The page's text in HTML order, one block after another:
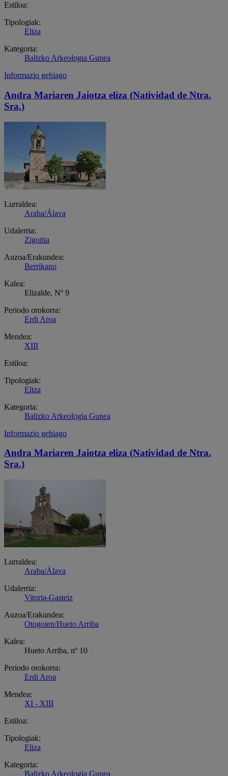
Estiloa:
Tipologiak:
Eliza
Kategoria:
Balizko Arkeologia Gunea
Informazio gehiago
Andra Mariaren Jaiotza eliza (Natividad de Ntra.
Sra.)
Lurraldea:
Araba/Álava
Udalerria:
Zigoitia
Auzoa/Erakundea:
Berrikano
Kalea:
Elizalde, Nº 9
Periodo orokorra:
Erdi Aroa
Mendea:
XIII
Estiloa:
Tipologiak:
Eliza
Kategoria:
Balizko Arkeologia Gunea
Informazio gehiago
Andra Mariaren Jaiotza eliza (Natividad de Ntra.
Sra.)
Lurraldea:
Araba/Álava
Udalerria:
Vitoria-Gasteiz
Auzoa/Erakundea:
Otogoien/Hueto Arriba
Kalea:
Hueto Arriba, nº 10
Periodo orokorra:
Erdi Aroa
Mendea:
XI - XIII
Estiloa:
Tipologiak:
Eliza
Kategoria:
Balizko Arkeologia Gunea